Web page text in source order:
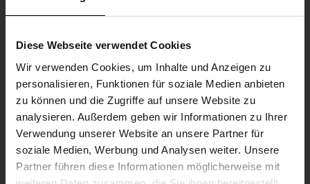
Diese Webseite verwendet Cookies
Wir verwenden Cookies, um Inhalte und Anzeigen zu
personalisieren, Funktionen für soziale Medien anbieten
zu können und die Zugriffe auf unsere Website zu
analysieren. Außerdem geben wir Informationen zu Ihrer
Verwendung unserer Website an unsere Partner für
soziale Medien, Werbung und Analysen weiter. Unsere
Partner führen diese Informationen möglicherweise mit
W jakim obszarze jesteś aktywny?*
w
i
a
d
o
m
o
Kod pocztowy*
Miejsce*